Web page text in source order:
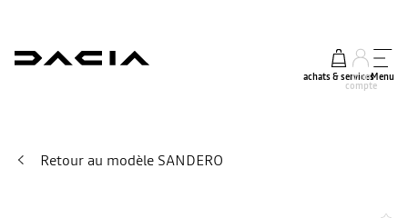
achats & services
mon
compte
Menu
Retour au modèle SANDERO